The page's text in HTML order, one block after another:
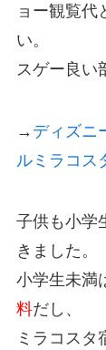
ョー観覧代
い。
スゲー良い
→ ディズニ
ルミラコス
子供も小学
きました。
小学生未満
料だし、
ミラコスタ